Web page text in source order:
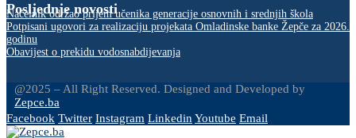
Posljednje novosti
Načelnik održao prijem učenika generacije osnovnih i srednjih škola
Potpisani ugovori za realizaciju projekata Omladinske banke Žepče za 2026.
godinu
Obavijest o prekidu vodosnabdijevanja
@2025 – All Right Reserved. Designed and Developed by
Zepce.ba
Facebook Twitter Instagram LinkedinYoutube Email